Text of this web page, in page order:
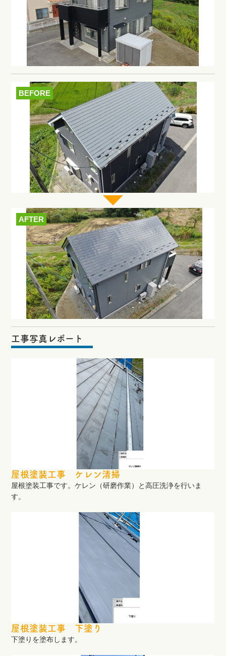
BEFORE
AFTER
工事写真レポート
屋根塗装工事 ケレン清掃
屋根塗装工事です。ケレン（研磨作業）と高圧洗浄を行いま
す。
屋根塗装工事 下塗り
下塗りを塗布します。